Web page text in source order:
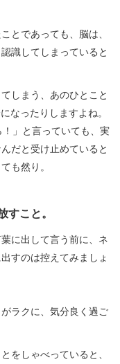
とであっても、脳は、
識してしまっていると
しまう、あのひとこと
なったりしますよね。
」と言っていても、実
だと受け止めていると
も然り。
すこと。
に出して言う前に、ネ
すのは控えてみましょ
ラクに、気分良く過ご
をしゃべっていると、